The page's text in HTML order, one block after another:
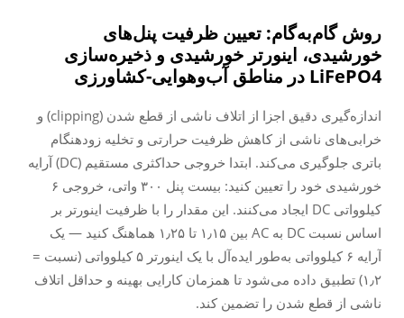
روش گام‌به‌گام: تعیین ظرفیت پنل‌های
خورشیدی، اینورتر خورشیدی و ذخیره‌سازی
LiFePO4 در مناطق آب‌وهوایی-کشاورزی
اندازه‌گیری دقیق اجزا از اتلاف ناشی از قطع شدن (clipping) و
خرابی‌های ناشی از کاهش ظرفیت حرارتی و تخلیه زودهنگام
باتری جلوگیری می‌کند. ابتدا خروجی حداکثری مستقیم (DC) آرایه
خورشیدی خود را تعیین کنید: بیست پنل ۳۰۰ واتی، خروجی ۶
کیلوواتی DC ایجاد می‌کنند. این مقدار را با ظرفیت اینورتر بر
اساس نسبت DC به AC بین ۱٫۱۵ تا ۱٫۲۵ هماهنگ کنید — یک
آرایه ۶ کیلوواتی به‌طور ایده‌آل با یک اینورتر ۵ کیلوواتی (نسبت =
۱٫۲) تطبیق داده می‌شود تا همزمان کارایی بهینه و حداقل اتلاف
ناشی از قطع شدن را تضمین کند.